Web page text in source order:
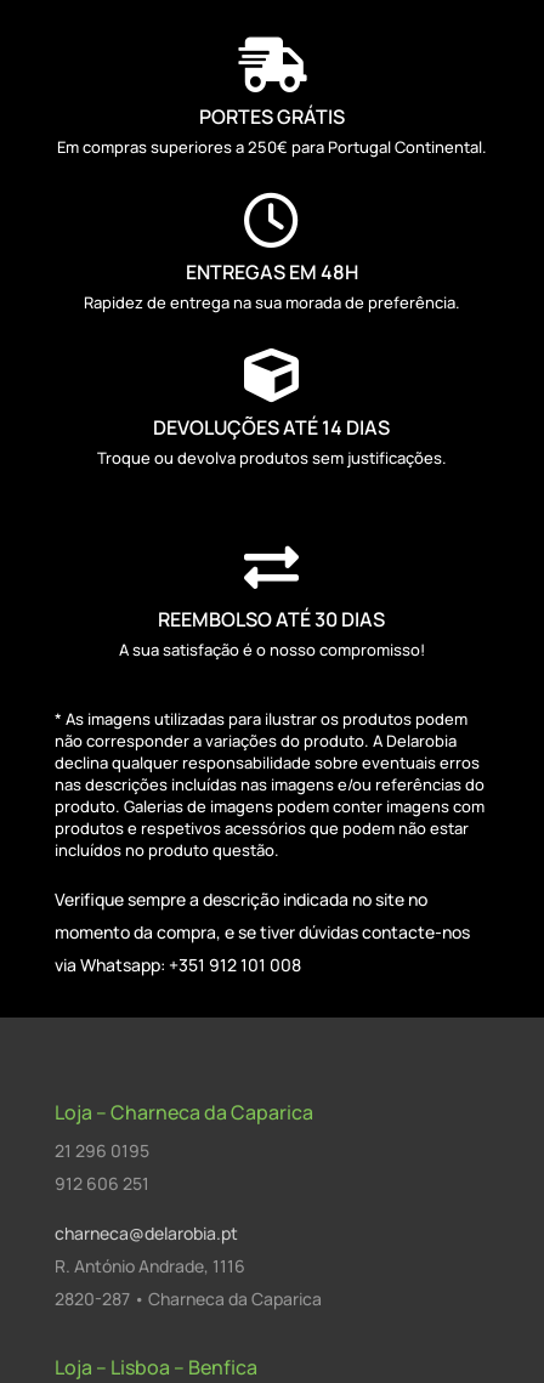

PORTES GRÁTIS
Em compras superiores a 250€ para Portugal Continental.

ENTREGAS EM 48H
Rapidez de entrega na sua morada de preferência.

DEVOLUÇÕES ATÉ 14 DIAS
Troque ou devolva produtos sem justificações.

REEMBOLSO ATÉ 30 DIAS
A sua satisfação é o nosso compromisso!
* As imagens utilizadas para ilustrar os produtos podem
não corresponder a variações do produto. A Delarobia
declina qualquer responsabilidade sobre eventuais erros
nas descrições incluídas nas imagens e/ou referências do
produto. Galerias de imagens podem conter imagens com
produtos e respetivos acessórios que podem não estar
incluídos no produto questão.
Verifique sempre a descrição indicada no site no
momento da compra, e se tiver dúvidas contacte-nos
via Whatsapp: +351 912 101 008
Loja – Charneca da Caparica
21 296 0195
912 606 251
charneca@delarobia.pt
R. António Andrade, 1116
2820-287 • Charneca da Caparica
Loja – Lisboa – Benfica